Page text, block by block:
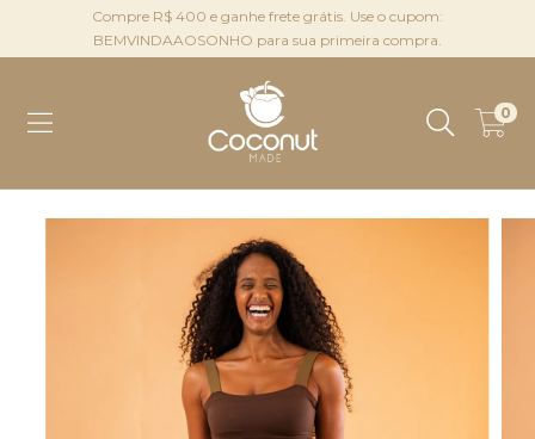
Compre R$ 400 e ganhe frete grátis. Use o cupom:
BEMVINDAAOSONHO para sua primeira compra.
0